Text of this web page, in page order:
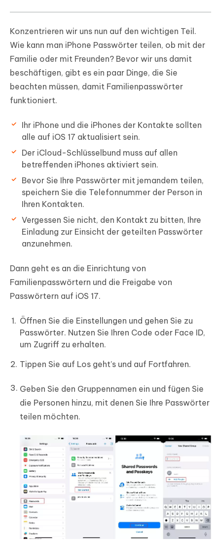
Konzentrieren wir uns nun auf den wichtigen Teil.
Wie kann man iPhone Passwörter teilen, ob mit der
Familie oder mit Freunden? Bevor wir uns damit
beschäftigen, gibt es ein paar Dinge, die Sie
beachten müssen, damit Familienpasswörter
funktioniert.
Ihr iPhone und die iPhones der Kontakte sollten
alle auf iOS 17 aktualisiert sein.
Der iCloud-Schlüsselbund muss auf allen
betreffenden iPhones aktiviert sein.
Bevor Sie Ihre Passwörter mit jemandem teilen,
speichern Sie die Telefonnummer der Person in
Ihren Kontakten.
Vergessen Sie nicht, den Kontakt zu bitten, Ihre
Einladung zur Einsicht der geteilten Passwörter
anzunehmen.
Dann geht es an die Einrichtung von
Familienpasswörtern und die Freigabe von
Passwörtern auf iOS 17.
Öffnen Sie die Einstellungen und gehen Sie zu
Passwörter. Nutzen Sie Ihren Code oder Face ID,
um Zugriff zu erhalten.
Tippen Sie auf Los geht’s und auf Fortfahren.
Geben Sie den Gruppennamen ein und fügen Sie
die Personen hinzu, mit denen Sie Ihre Passwörter
teilen möchten.